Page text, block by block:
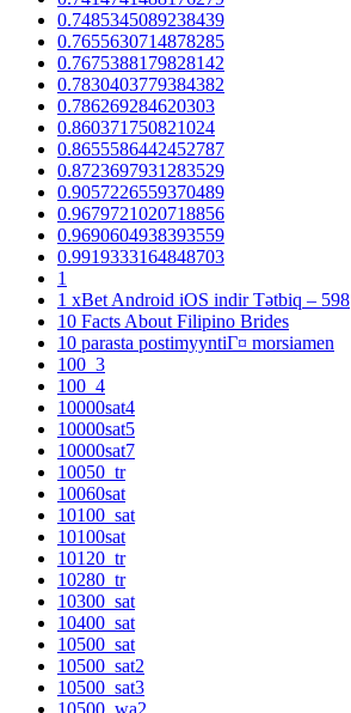
0.7485345089238439
0.7655630714878285
0.7675388179828142
0.7830403779384382
0.786269284620303
0.860371750821024
0.8655586442452787
0.8723697931283529
0.9057226559370489
0.9679721020718856
0.9690604938393559
0.9919333164848703
1
1 xBet Android iOS indir Tətbiq – 598
10 Facts About Filipino Brides
10 parasta postimyyntiГ¤ morsiamen
100_3
100_4
10000sat4
10000sat5
10000sat7
10050_tr
10060sat
10100_sat
10100sat
10120_tr
10280_tr
10300_sat
10400_sat
10500_sat
10500_sat2
10500_sat3
10500_wa2